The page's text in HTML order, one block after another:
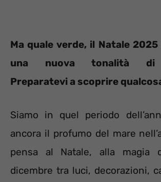
Ma quale verde, il Natale
una nuova tonalità di
Preparatevi a scoprire
Siamo in quel periodo
ancora il profumo del mare
pensa al Natale, alla magia
dicembre tra luci, decorazioni,